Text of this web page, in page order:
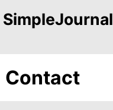
SimpleJournal
Contact